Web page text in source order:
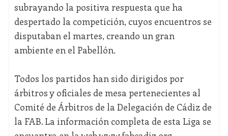
subrayando la positiva respuesta que ha
despertado la competición, cuyos encuentros se
disputaban el martes, creando un gran
ambiente en el Pabellón.
Todos los partidos han sido dirigidos por
árbitros y oficiales de mesa pertenecientes al
Comité de Árbitros de la Delegación de Cádiz de
la FAB. La información completa de esta Liga se